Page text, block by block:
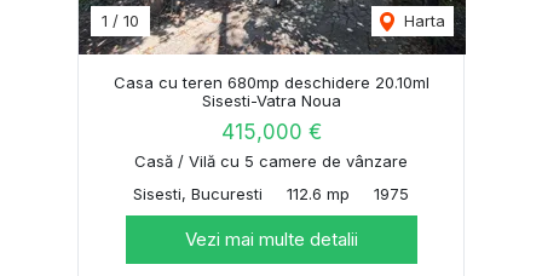
1 / 10 Harta
Casa cu teren 680mp deschidere 20.10ml
Sisesti-Vatra Noua
415,000 €
Casă / Vilă cu 5 camere de vânzare
Sisesti, Bucuresti
112.6 mp 1975
Vezi mai multe detalii